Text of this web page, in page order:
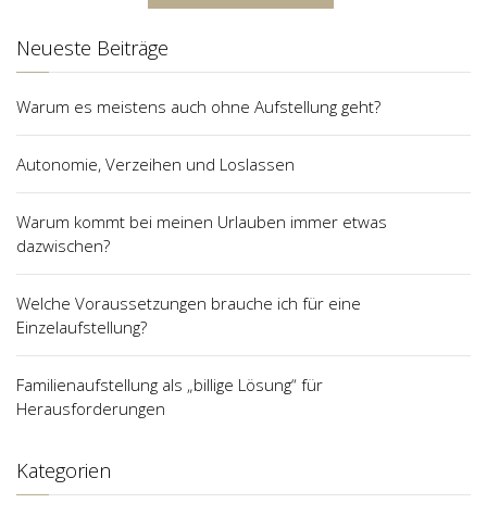
Neueste Beiträge
Warum es meistens auch ohne Aufstellung geht?
Autonomie, Verzeihen und Loslassen
Warum kommt bei meinen Urlauben immer etwas
dazwischen?
Welche Voraussetzungen brauche ich für eine
Einzelaufstellung?
Familienaufstellung als „billige Lösung“ für
Herausforderungen
Kategorien